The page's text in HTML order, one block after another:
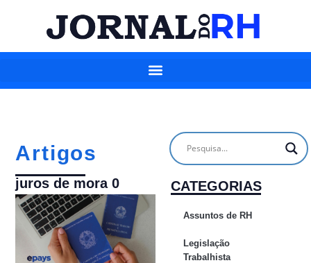
Artigos
juros de mora 0 CATEGORIAS
Assuntos de RH
Legislação
Trabalhista